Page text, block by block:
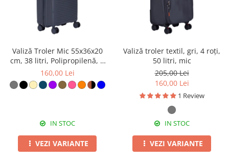
Valiză Troler Mic 55x36x20
cm, 38 litri, Polipropilenă, 4
Roți Duble, gri
160,00 Lei
IN STOC
VEZI VARIANTE
Valiză troler textil, gri, 4 roți,
50 litri, mic
205,00 Lei
160,00 Lei
1 Review
IN STOC
VEZI VARIANTE